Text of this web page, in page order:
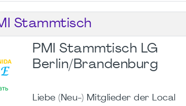
Stammtisch
PMI Stammtisch LG
Berlin/Brandenburg
Liebe (Neu-) Mitglieder der Local